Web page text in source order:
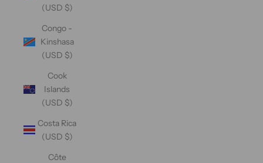
(USD $)
Congo -
Kinshasa
(USD $)
Cook
Islands
(USD $)
Costa Rica
(USD $)
Côte